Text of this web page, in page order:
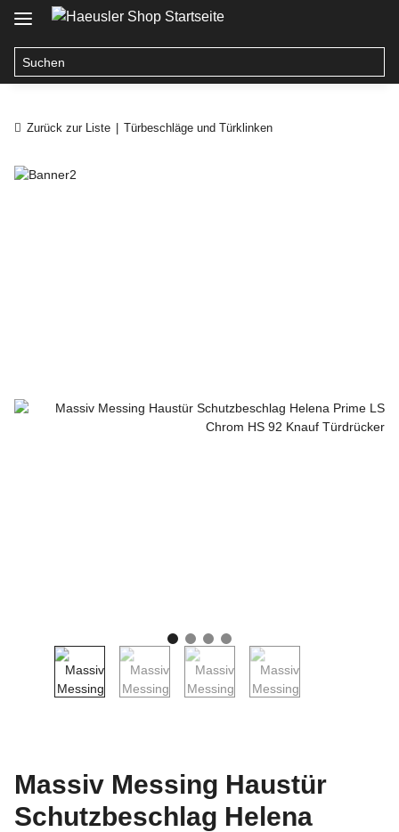
Zurück zur Liste Türbeschläge und Türklinken
Massiv Messing Haustür
Schutzbeschlag Helena